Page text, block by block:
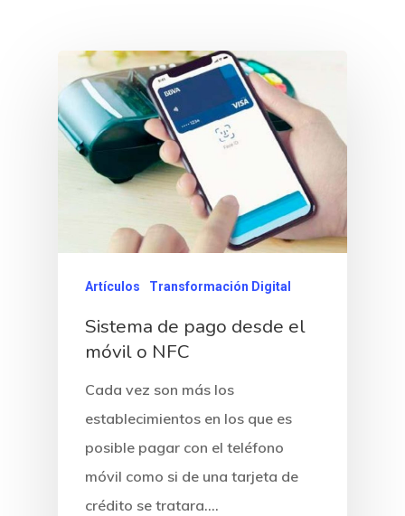
Artículos Transformación Digital
Sistema de pago desde el
móvil o NFC
Cada vez son más los
establecimientos en los que es
posible pagar con el teléfono
móvil como si de una tarjeta de
crédito se tratara.…